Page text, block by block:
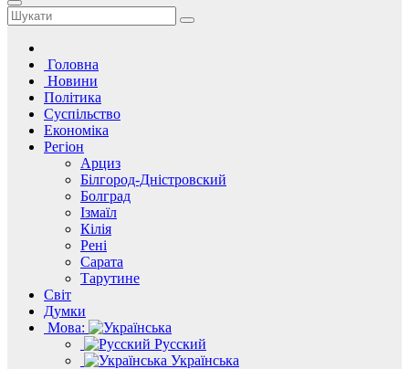
Головна
Новини
Політика
Суспільство
Економіка
Регіон
Арциз
Білгород-Дністровский
Болград
Ізмаїл
Кілія
Рені
Сарата
Тарутине
Світ
Думки
Мова:
Русский
Українська